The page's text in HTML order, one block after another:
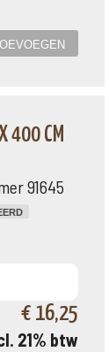
400 CM
91645
€ 16,25
21% btw